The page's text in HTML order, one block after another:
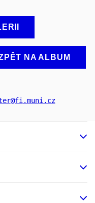
NA ALBUM
@fi.muni.cz